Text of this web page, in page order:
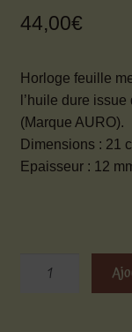
44,00€
Horloge feuille
l’huile dure
(Marque AURO).
Dimensions : 21
Epaisseur : 12